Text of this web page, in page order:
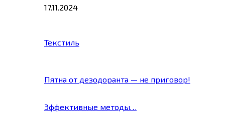
17.11.2024
Текстиль
Пятна от дезодоранта — не приговор!
Эффективные методы…